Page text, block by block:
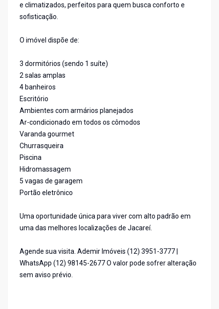
e climatizados, perfeitos para quem busca conforto e
sofisticação.
O imóvel dispõe de:
3 dormitórios (sendo 1 suíte)
2 salas amplas
4 banheiros
Escritório
Ambientes com armários planejados
Ar-condicionado em todos os cômodos
Varanda gourmet
Churrasqueira
Piscina
Hidromassagem
5 vagas de garagem
Portão eletrônico
Uma oportunidade única para viver com alto padrão em
uma das melhores localizações de Jacareí.
Agende sua visita. Ademir Imóveis (12) 3951-3777 |
WhatsApp (12) 98145-2677 O valor pode sofrer alteração
sem aviso prévio.